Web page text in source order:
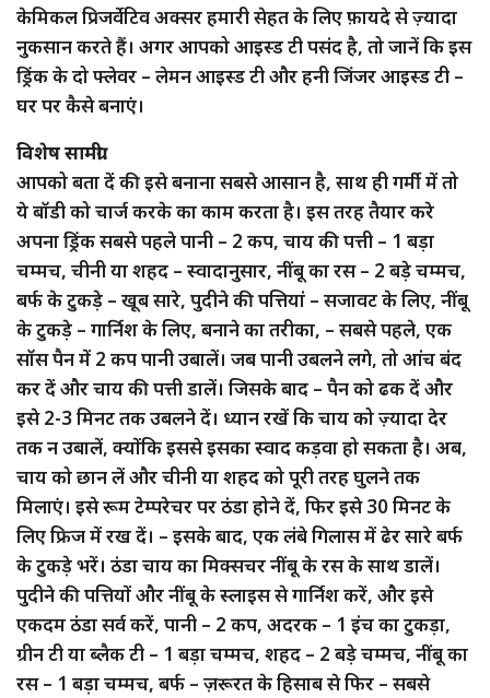
केमिकल प्रिजर्वेटिव अक्सर हमारी सेहत के लिए फ़ायदे से ज़्यादा
नुकसान करते हैं। अगर आपको आइस्ड टी पसंद है, तो जानें कि इस
ड्रिंक के दो फ्लेवर – लेमन आइस्ड टी और हनी जिंजर आइस्ड टी –
घर पर कैसे बनाएं।
विशेष सामग्री:
आपको बता दें की इसे बनाना सबसे आसान है, साथ ही गर्मी में तो
ये बॉडी को चार्ज करके का काम करता है। इस तरह तैयार करे
अपना ड्रिंक सबसे पहले पानी – 2 कप, चाय की पत्ती – 1 बड़ा
चम्मच, चीनी या शहद – स्वादानुसार, नींबू का रस – 2 बड़े चम्मच,
बर्फ के टुकड़े – खूब सारे, पुदीने की पत्तियां – सजावट के लिए, नींबू
के टुकड़े – गार्निश के लिए, बनाने का तरीका, – सबसे पहले, एक
सॉस पैन में 2 कप पानी उबालें। जब पानी उबलने लगे, तो आंच बंद
कर दें और चाय की पत्ती डालें। जिसके बाद – पैन को ढक दें और
इसे 2-3 मिनट तक उबलने दें। ध्यान रखें कि चाय को ज़्यादा देर
तक न उबालें, क्योंकि इससे इसका स्वाद कड़वा हो सकता है। अब,
चाय को छान लें और चीनी या शहद को पूरी तरह घुलने तक
मिलाएं। इसे रूम टेम्परेचर पर ठंडा होने दें, फिर इसे 30 मिनट के
लिए फ्रिज में रख दें। – इसके बाद, एक लंबे गिलास में ढेर सारे बर्फ
के टुकड़े भरें। ठंडा चाय का मिक्सचर नींबू के रस के साथ डालें।
पुदीने की पत्तियों और नींबू के स्लाइस से गार्निश करें, और इसे
एकदम ठंडा सर्व करें, पानी – 2 कप, अदरक – 1 इंच का टुकड़ा,
ग्रीन टी या ब्लैक टी – 1 बड़ा चम्मच, शहद – 2 बड़े चम्मच, नींबू का
रस – 1 बड़ा चम्मच, बर्फ – ज़रूरत के हिसाब से फिर – सबसे